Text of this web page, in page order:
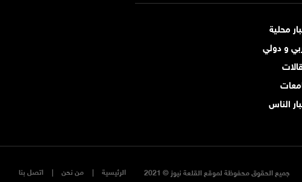
محلية
و دولي
الناس
جميع الحقوق محفوظة لموقع القلعة نيوز © 2021 اتصل بنا من نحن الرئيسية